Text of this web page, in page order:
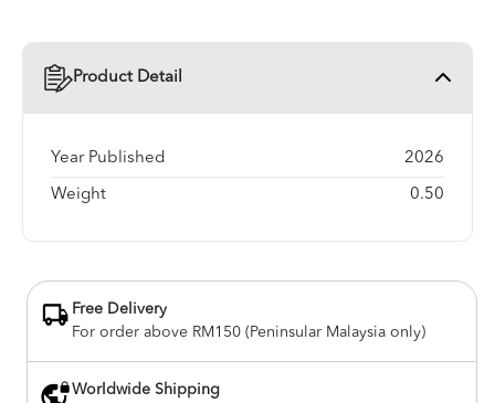
Product Detail
Year Published 2026
Weight 0.50
Free Delivery
For order above RM150 (Peninsular Malaysia only)
Worldwide Shipping